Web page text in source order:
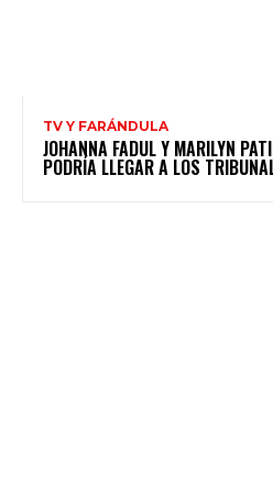
TV Y FARÁNDULA
JOHANNA FADUL Y MARILYN
PODRÍA LLEGAR A LOS